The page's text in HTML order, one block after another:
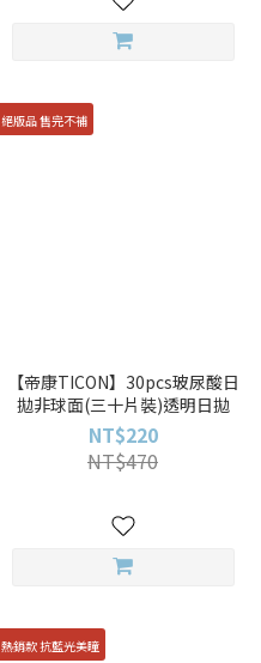
絕版品 售完不補
【帝康TICON】30pcs玻尿酸日
拋非球面(三十片裝)透明日拋
NT$220
NT$470
熱銷款 抗藍光美瞳